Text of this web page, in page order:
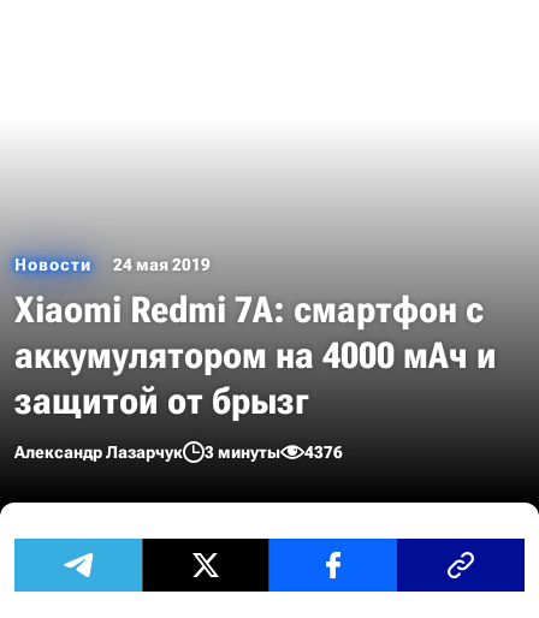
Новости 24 мая 2019
Xiaomi Redmi 7A: смартфон с
аккумулятором на 4000 мАч и
защитой от брызг
Александр Лазарчук 3 минуты 4376